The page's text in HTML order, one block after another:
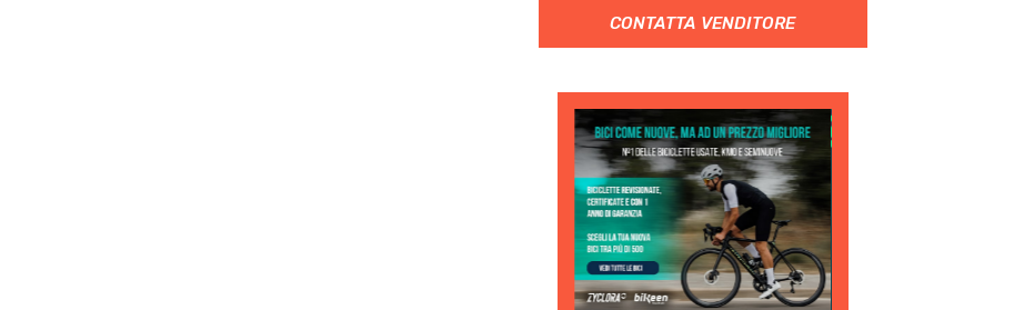
CONTATTA VENDITORE